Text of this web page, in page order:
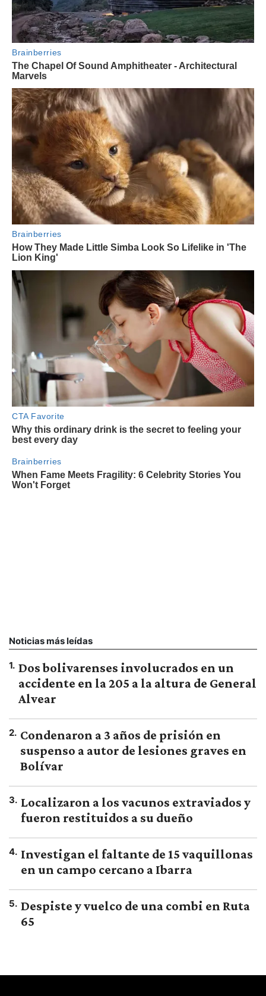
Noticias más leídas
1. Dos bolivarenses involucrados en un
accidente en la 205 a la altura de General
Alvear
2. Condenaron a 3 años de prisión en
suspenso a autor de lesiones graves en
Bolívar
3. Localizaron a los vacunos extraviados y
fueron restituidos a su dueño
4. Investigan el faltante de 15 vaquillonas
en un campo cercano a Ibarra
5. Despiste y vuelco de una combi en Ruta
65